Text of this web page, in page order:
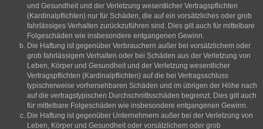
und Gesundheit und der Verletzung wesentlicher Vertragspflichten
(Kardinalpflichten) nur für Schäden, die auf ein vorsätzliches oder grob
fahrlässiges Verhalten zurückzuführen sind. Dies gilt auch für mittelbare
Folgeschäden wie insbesondere entgangenen Gewinn.
Die Haftung ist gegenüber Verbrauchern außer bei vorsätzlichem oder
grob fahrlässigem Verhalten oder bei Schäden aus der Verletzung von
Leben, Körper und Gesundheit und der Verletzung wesentlicher
Vertragspflichten (Kardinalpflichten) auf die bei Vertragsschluss
typischerweise vorhersehbaren Schäden und im übrigen der Höhe nach
auf die vertragstypischen Durchschnittsschäden begrenzt. Dies gilt auch
für mittelbare Folgeschäden wie insbesondere entgangenen Gewinn.
Die Haftung ist gegenüber Unternehmern außer bei der Verletzung von
Leben, Körper und Gesundheit oder vorsätzlichem oder grob